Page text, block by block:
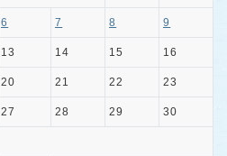
6 7 8 9
13 14 15 16
20 21 22 23
27 28 29 30